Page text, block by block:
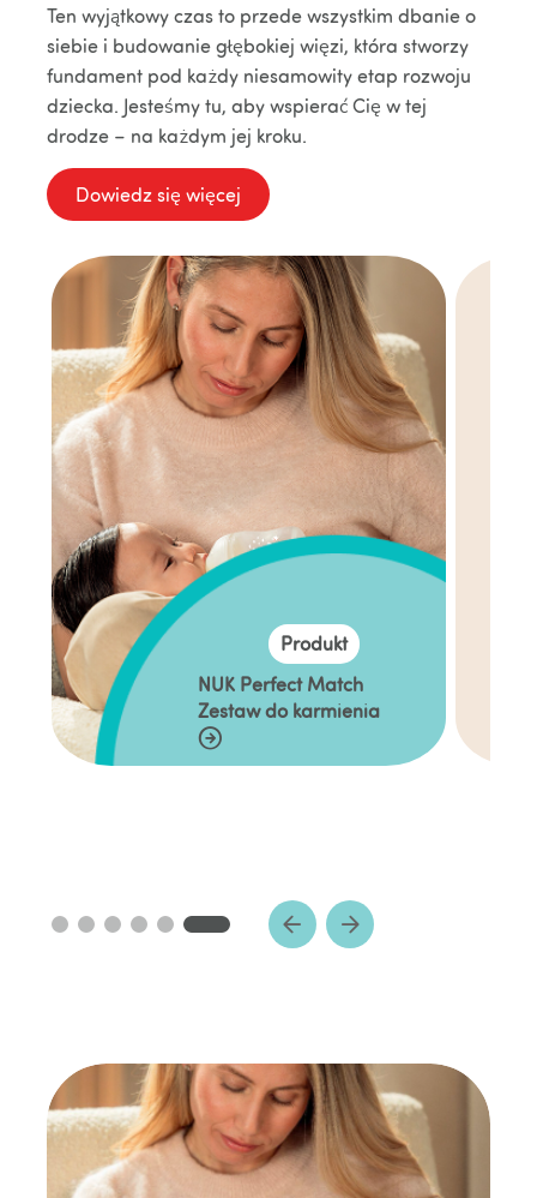
Ten wyjątkowy czas to przede wszystkim dbanie o
siebie i budowanie głębokiej więzi, która stworzy
fundament pod każdy niesamowity etap rozwoju
dziecka. Jesteśmy tu, aby wspierać Cię w tej
drodze – na każdym jej kroku.
Dowiedz się więcej
Produkt
NUK Perfect Match
Zestaw do karmienia